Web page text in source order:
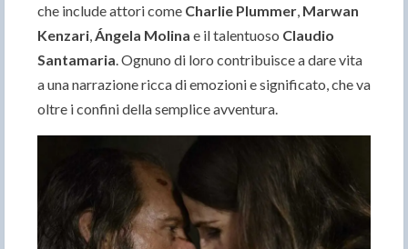
che include attori come Charlie Plummer, Marwan
Kenzari,Ángela Molina e il talentuoso Claudio
Santamaria. Ognuno di loro contribuisce a dare vita
a una narrazione ricca di emozioni e significato, che va
oltre i confini della semplice avventura.